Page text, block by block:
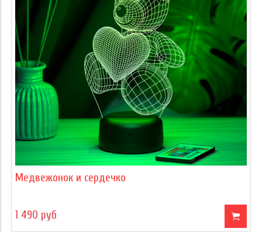
Медвежонок и сердечко
1 490 руб